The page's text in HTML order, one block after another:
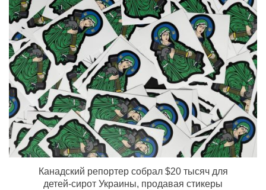
Канадский репортер собрал $20 тысяч для
детей-сирот Украины, продавая стикеры